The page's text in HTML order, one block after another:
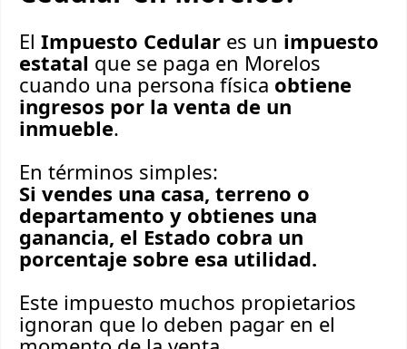
El Impuesto Cedular es un impuesto
estatal que se paga en Morelos
cuando una persona física obtiene
ingresos por la venta de un
inmueble.
En términos simples:
Si vendes una casa, terreno o
departamento y obtienes una
ganancia, el Estado cobra un
porcentaje sobre esa utilidad.
Este impuesto muchos propietarios
ignoran que lo deben pagar en el